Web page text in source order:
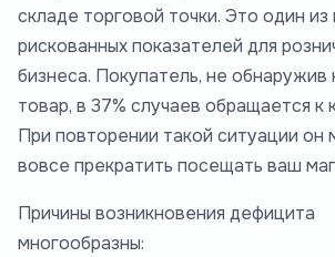
складе торговой точки. Это один
рискованных показателей для
бизнеса. Покупатель, не обнаружив
товар, в 37% случаев обращается к
При повторении такой ситуации он
вовсе прекратить посещать ваш
Причины возникновения дефицита
многообразны: